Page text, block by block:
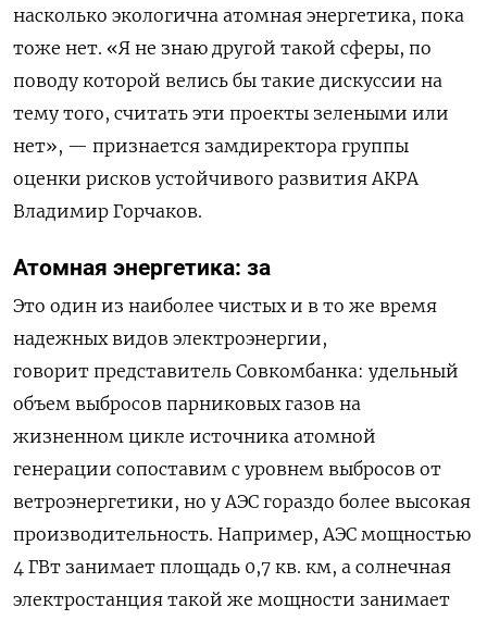
насколько экологична атомная энергетика, пока
тоже нет. «Я не знаю другой такой сферы, по
поводу которой велись бы такие дискуссии на
тему того, считать эти проекты зелеными или
нет», — признается замдиректора группы
оценки рисков устойчивого развития АКРА
Владимир Горчаков.
Атомная энергетика: за
Это один из наиболее чистых и в то же время
надежных видов электроэнергии,
говорит представитель Совкомбанка: удельный
объем выбросов парниковых газов на
жизненном цикле источника атомной
генерации сопоставим с уровнем выбросов от
ветроэнергетики, но у АЭС гораздо более высокая
производительность. Например,АЭС мощностью
4 ГВт занимает площадь 0,7 кв. км, а солнечная
электростанция такой же мощности занимает